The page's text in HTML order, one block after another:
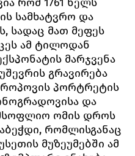
სამხატვრო და
სადაც მათ მეფეს
ამ ტილოდან
მარჯვენა
გრავირება
პორტრეტის
და
ომის დროს
რომლისგანაც
მუზეუმებში ამ